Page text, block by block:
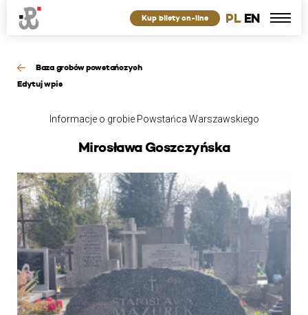
PL EN
Kup bilety on-line
Baza grobów powstańczych
Edytuj wpis
Informacje o grobie Powstańca Warszawskiego
Mirosława Goszczyńska